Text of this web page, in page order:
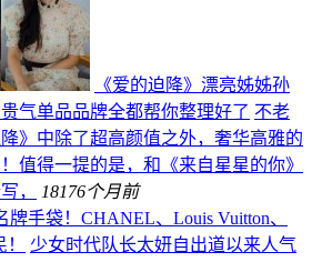
《爱的迫降》漂亮姊姊孙
气单品品牌全都帮你整理好了 不老
》中除了超高颜值之外，奢华高雅的
值得一提的是，和《来自星星的你》
，
18176个月前
手袋！CHANEL、Louis Vuitton、
少女时代队长太妍自出道以来人气